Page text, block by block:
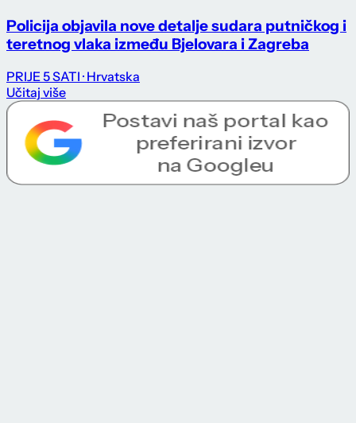
Policija objavila nove detalje sudara putničkog i
teretnog vlaka između Bjelovara i Zagreba
PRIJE 5 SATI · Hrvatska
Učitaj više